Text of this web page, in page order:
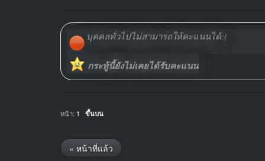
บุคคลทั่วไปไม่สามารถให้คะแนนได้:(
กระทู้นี้ยังไม่เคยได้รับคะแนน
หน้า: 1 ขึ้นบน
« หน้าที่แล้ว